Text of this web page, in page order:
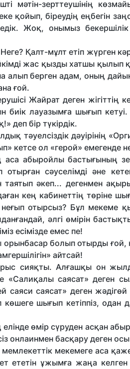
мәтін-зерттеушінің
қойып, біреудің еңбегін
Жоқ, онымыз бекершілік
Қалт-мұлт етіп жүрген
жас қызды хатшы қылып
алып берген адам, оның
ғой.
Жайрат деген жігіттің
биік лауазымға шығып
деп бір түкірдік.
тәуелсіздік дәуірінің
кетсе ол «герой» емегенде
аса абыройлы бастығының
сәуселімді әне
таятып әкеп... дегенмен
кең кабинеттің төріне
отырсыз? Бұл мекеме
әлгі өмірін
есімізде емес пе!
болып отырды ғой,
айтсай!
сияқты. Алғашқы он
«Салиқалы саясат» деген
саясат» деген жәдігөй
көшеге шығып кетіппіз, одан
өмір сүруден асқан
онлаинмен басқару деген
мекемеге аса
ететін ұжымға жаңа